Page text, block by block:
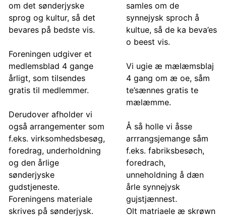
om det sønderjyske
sprog og kultur, så det
bevares på bedste vis.
Foreningen udgiver et
medlemsblad 4 gange
årligt, som tilsendes
gratis til medlemmer.
Derudover afholder vi
også arrangementer som
f.eks. virksomhedsbesøg,
foredrag, underholdning
og den årlige
sønderjyske
gudstjeneste.
Foreningens materiale
skrives på sønderjysk.
samles om de
synnejysk sproch å
kultue, så de ka beva’es
o beest vis.
Vi ugie æ mælæmsblaj
4 gang om æ oe, såm
te’sænnes gratis te
mælæmme.
Å så holle vi åsse
arrrangsjemange såm
f.eks. fabriksbesøch,
foredrach,
unneholdning å dæn
årle synnejysk
gujstjænnest.
Olt matriaele æ skrøwn